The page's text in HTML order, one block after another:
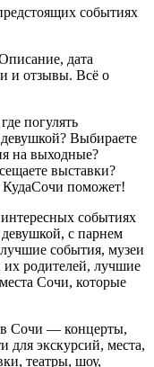
событиях
дата
и отзывы. Всё о
погулять
Выбираете
на выходные?
выставки?
КудаСочи поможет!
событиях
с парнем
события, музеи
родителей, лучшие
Сочи, которые
Сочи — концерты,
для экскурсий, места,
театры, шоу,